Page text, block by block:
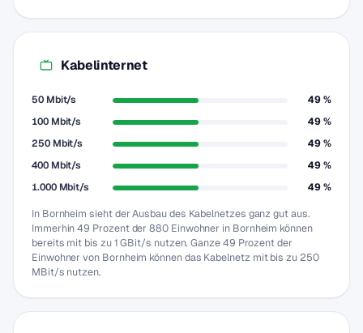
Kabelinternet
50 Mbit/s
49 %
100 Mbit/s
49 %
250 Mbit/s
49 %
400 Mbit/s
49 %
1.000 Mbit/s
49 %
In Bornheim sieht der Ausbau des Kabelnetzes ganz gut aus.
Immerhin 49 Prozent der 880 Einwohner in Bornheim können
bereits mit bis zu 1 GBit/s nutzen. Ganze 49 Prozent der
Einwohner von Bornheim können das Kabelnetz mit bis zu 250
MBit/s nutzen.